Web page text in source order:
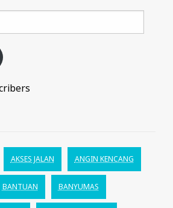
AKSES JALAN ANGIN KENCANG
BANTUAN BANYUMAS